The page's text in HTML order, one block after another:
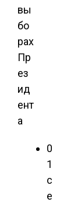
вы
бо
рах
Пр
ез
ид
ент
а
0
1
с
е